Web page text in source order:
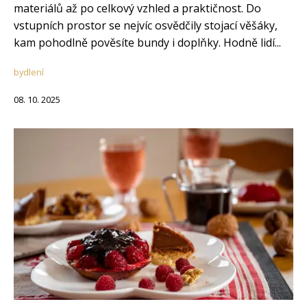
materiálů až po celkový vzhled a praktičnost. Do
vstupních prostor se nejvíc osvědčily stojací věšáky,
kam pohodlně pověsíte bundy i doplňky. Hodně lidí...
bydlení
08. 10. 2025